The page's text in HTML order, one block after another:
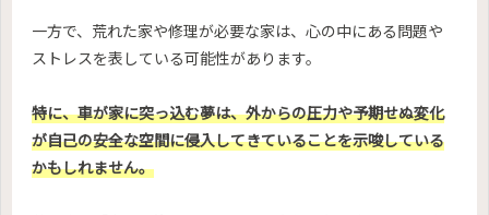
一方で、荒れた家や修理が必要な家は、心の中にある問題や
ストレスを表している可能性があります。
特に、車が家に突っ込む夢は、外からの圧力や予期せぬ変化
が自己の安全な空間に侵入してきていることを示唆している
かもしれません。